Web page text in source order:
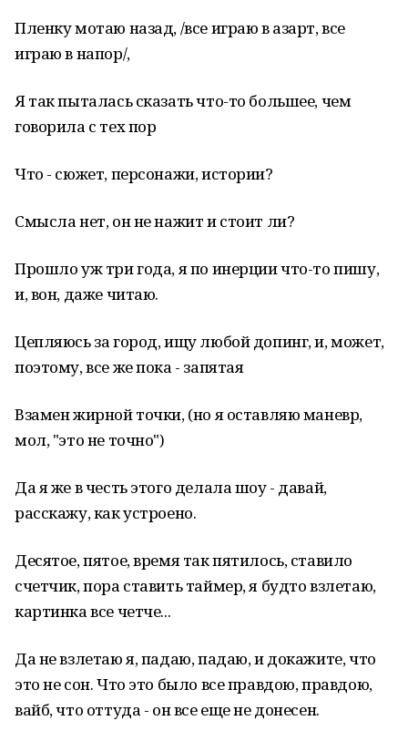
Пленку мотаю назад, /все играю в азарт, все
играю в напор/,
Я так пыталась сказать что-то большее, чем
говорила с тех пор
Что - сюжет, персонажи, истории?
Смысла нет, он не нажит и стоит ли?
Прошло уж три года, я по инерции что-то пишу,
и, вон, даже читаю.
Цепляюсь за город, ищу любой допинг, и, может,
поэтому, все же пока - запятая
Взамен жирной точки, (но я оставляю маневр,
мол, "это не точно")
Да я же в честь этого делала шоу - давай,
расскажу, как устроено.
Десятое, пятое, время так пятилось, ставило
счетчик, пора ставить таймер, я будто взлетаю,
картинка все четче...
Да не взлетаю я, падаю, падаю, и докажите, что
это не сон. Что это было все правдою, правдою,
вайб, что оттуда - он все еще не донесен.